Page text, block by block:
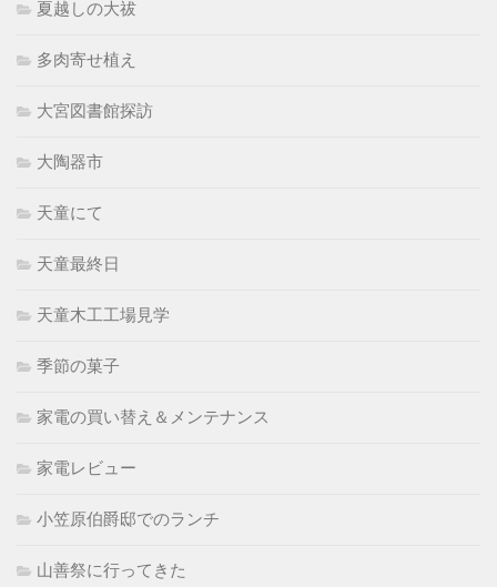
夏越しの大祓
多肉寄せ植え
大宮図書館探訪
大陶器市
天童にて
天童最終日
天童木工工場見学
季節の菓子
家電の買い替え＆メンテナンス
家電レビュー
小笠原伯爵邸でのランチ
山善祭に行ってきた